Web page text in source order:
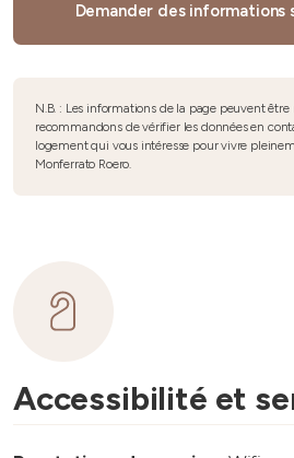
Demander des informations
N.B. : Les informations de la page peuvent
recommandons de vérifier les données en
logement qui vous intéresse pour vivre
Monferrato Roero.
Accessibilité et